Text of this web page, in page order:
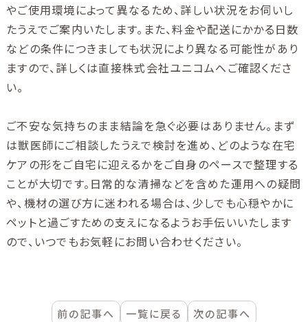
やご使用環境によって異なるため、詳しい状況をお伺いし
たうえでご案内いたします。また、料金や配送にかかる日数
などの条件につきましても状況により異なる可能性があり
ますので、詳しくは直接株式会社ユニコムへご確認くださ
い。
ご不安な気持ちのまま結論を急ぐ必要はありません。まず
は獣医師にご相談したうえで検討を進め、どのような在宅
ケアの形をご自宅に迎えるかをご自身のペースで整理する
ことが大切です。日常的な清掃などを含めた運用への疑問
や、機材の選び方に迷われる場合は、少しでも心穏やかに
ペットと過ごすための支えになるようお手伝いいたします
ので、いつでもお気軽にお問い合わせください。
前の記事へ 一覧に戻る 次の記事へ